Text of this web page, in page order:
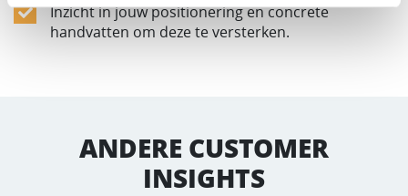
Inzicht in jouw positionering en concrete
handvatten om deze te versterken.
ANDERE CUSTOMER
INSIGHTS